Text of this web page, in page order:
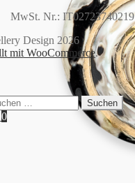
MwSt. Nr.: IT02723740219
Design 2026
mit WooCommerce.
Suchen
0